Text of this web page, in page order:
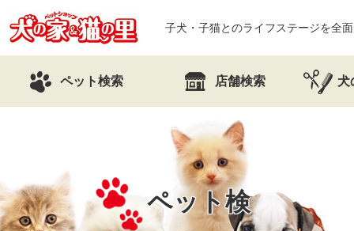
子犬・子猫とのライフステージを全
ペット検索 店舗検索 犬
ペット検